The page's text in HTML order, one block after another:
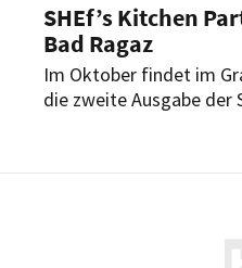
SHEf’s Kitchen
Bad Ragaz
Im Oktober findet im
die zweite Ausgabe der